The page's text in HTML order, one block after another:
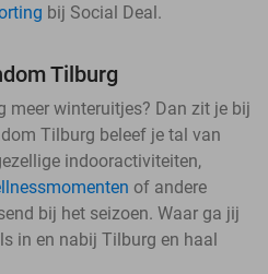
bij Social Deal.
Tilburg
meer winteruitjes? Dan zit je bij
Tilburg beleef je tal van
indooractiviteiten,
of andere
bij het seizoen. Waar ga jij
in en nabij Tilburg en haal